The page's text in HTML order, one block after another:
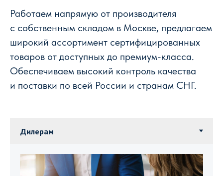
Работаем напрямую от производителя
с собственным складом в Москве, предлагаем
широкий ассортимент сертифицированных
товаров от доступных до премиум-класса.
Обеспечиваем высокий контроль качества
и поставки по всей России и странам СНГ.